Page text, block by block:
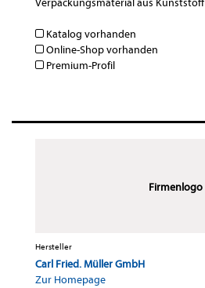
Verpackungsmaterial aus Kunststoff
Katalog vorhanden
Online-Shop vorhanden
Premium-Profil
Firmenlogo
Hersteller
Carl Fried. Müller GmbH
Zur Homepage